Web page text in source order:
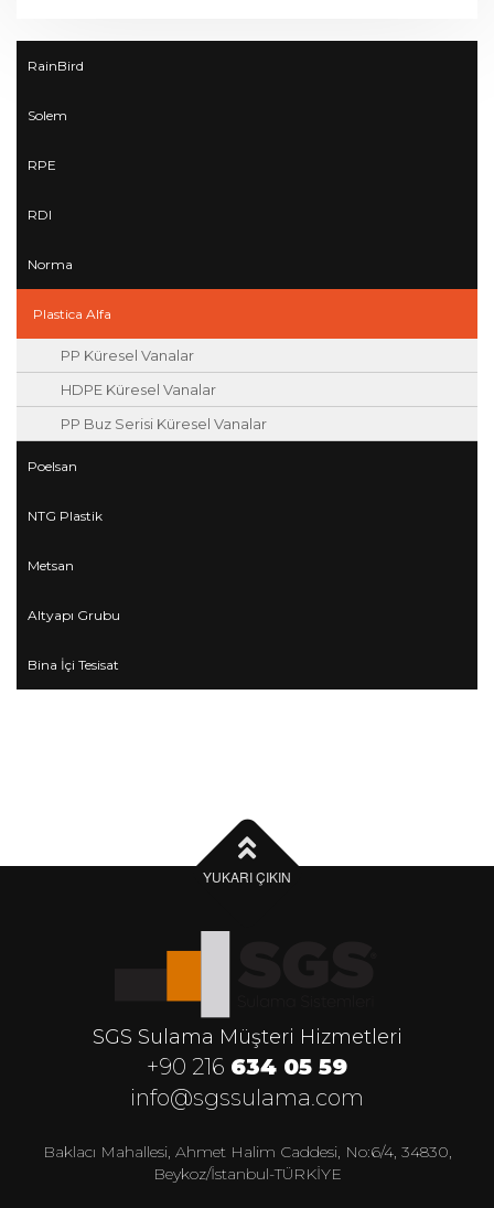
RainBird
Solem
RPE
RDI
Norma
Plastica Alfa
PP Küresel Vanalar
HDPE Küresel Vanalar
PP Buz Serisi Küresel Vanalar
Poelsan
NTG Plastik
Metsan
Altyapı Grubu
Bina İçi Tesisat
YUKARI ÇIKIN
SGS Sulama Müşteri Hizmetleri
+90 216 634 05 59
info@sgssulama.com
Baklacı Mahallesi, Ahmet Halim Caddesi, No:6/4, 34830,
Beykoz/İstanbul-TÜRKİYE